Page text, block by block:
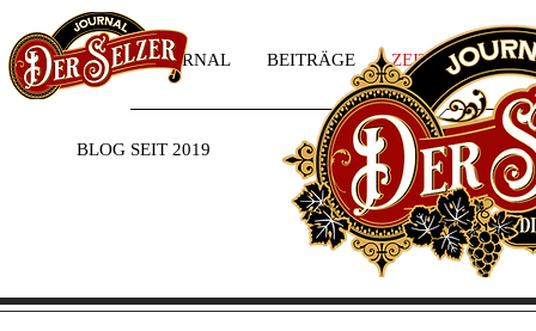
JOURNAL BEITRÄGE ZEITREISE
BLOG SEIT 2019